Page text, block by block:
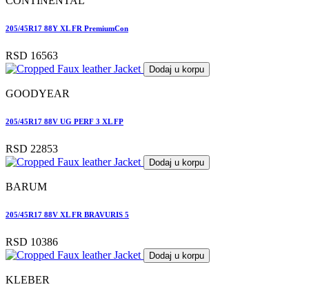
205/45R17 88Y XL FR PremiumCon
RSD 16563
Dodaj u korpu
GOODYEAR
205/45R17 88V UG PERF 3 XL FP
RSD 22853
Dodaj u korpu
BARUM
205/45R17 88V XL FR BRAVURIS 5
RSD 10386
Dodaj u korpu
KLEBER